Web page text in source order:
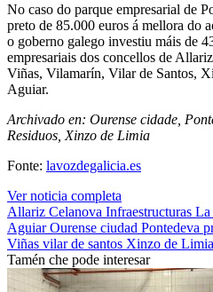
No caso do parque empresarial de
preto de 85.000 euros á mellora do
o goberno galego investiu máis de
empresariais dos concellos de
Viñas, Vilamarín, Vilar de Santos,
Aguiar.
Archivado en: Ourense cidade,
Residuos, Xinzo de Limia
Fonte: lavozdegalicia.es
Ver noticia completa
Allariz Celanova Infraestructuras La
AguiarOurense ciudad Pontedeva
Viñas vilar de santos Xinzo de Limia
Tamén che pode interesar